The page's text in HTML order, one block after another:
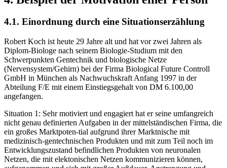
4.1. Einordnung durch eine Situationserzählung
Robert Koch ist heute 29 Jahre alt und hat vor zwei Jahren als
Diplom-Biologe nach seinem Biologie-Studium mit den
Schwerpunkten Gentechnik und biologische Netze
(Nervensystem/Gehirn) bei der Firma Biological Future Controll
GmbH in München als Nachwuchskraft Anfang 1997 in der
Abteilung F/E mit einem Einstiegsgehalt von DM 6.100,00
angefangen.
Situation 1: Sehr motiviert und engagiert hat er seine umfangreich
nicht genau definierten Aufgaben in der mittelständischen Firma, die
ein großes Marktpoten-tial aufgrund ihrer Marktnische mit
medizinisch-gentechnischen Produkten und mit zum Teil noch im
Entwicklungszustand befindlichen Produkten von neuronalen
Netzen, die mit elektonischen Netzen kommunizieren können,